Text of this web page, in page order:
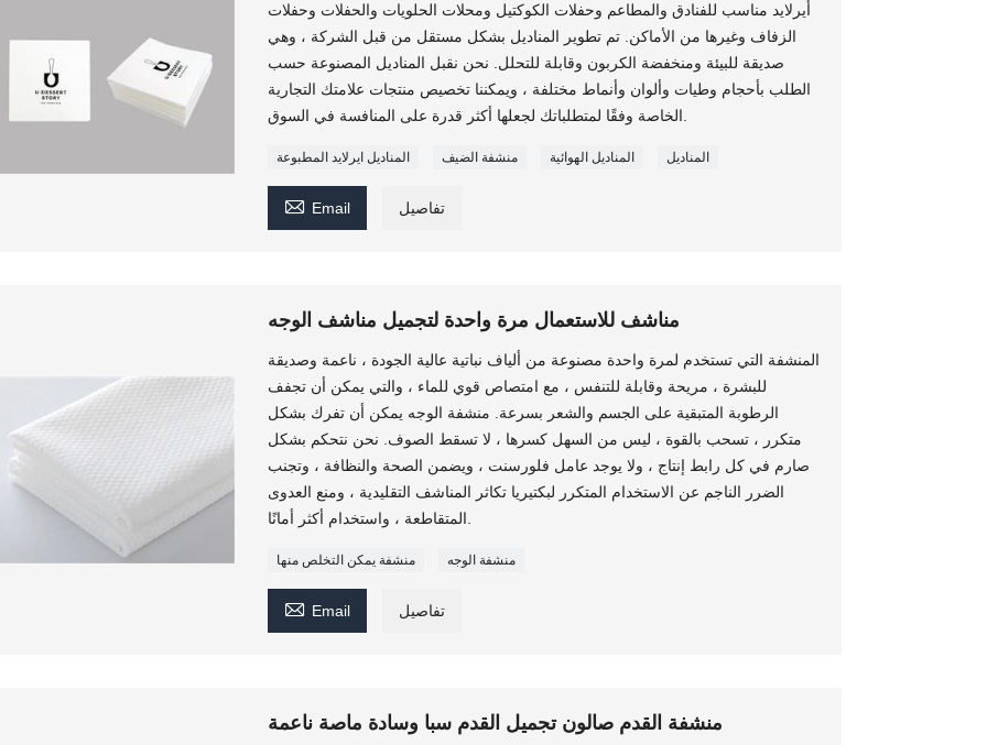
أيرلايد مناسب للفنادق والمطاعم وحفلات الكوكتيل ومحلات الحلويات والحفلات وحفلات
الزفاف وغيرها من الأماكن. تم تطوير المناديل بشكل مستقل من قبل الشركة ، وهي
صديقة للبيئة ومنخفضة الكربون وقابلة للتحلل. نحن نقبل المناديل المصنوعة حسب
الطلب بأحجام وطيات وألوان وأنماط مختلفة ، ويمكننا تخصيص منتجات علامتك التجارية
المناديل ايرلايد المطبوعة منشفة الضيف المناديل الهوائية المناديل
 Email تفاصيل
مناشف للاستعمال مرة واحدة لتجميل مناشف الوجه
المنشفة التي تستخدم لمرة واحدة مصنوعة من ألياف نباتية عالية الجودة ، ناعمة وصديقة
للبشرة ، مريحة وقابلة للتنفس ، مع امتصاص قوي للماء ، والتي يمكن أن تجفف
الرطوبة المتبقية على الجسم والشعر بسرعة. منشفة الوجه يمكن أن تفرك بشكل
متكرر ، تسحب بالقوة ، ليس من السهل كسرها ، لا تسقط الصوف. نحن نتحكم بشكل
صارم في كل رابط إنتاج ، ولا يوجد عامل فلورسنت ، ويضمن الصحة والنظافة ، وتجنب
الضرر الناجم عن الاستخدام المتكرر لبكتيريا تكاثر المناشف التقليدية ، ومنع العدوى
منشفة يمكن التخلص منها منشفة الوجه
 Email تفاصيل
منشفة القدم صالون تجميل القدم سبا وسادة ماصة ناعمة